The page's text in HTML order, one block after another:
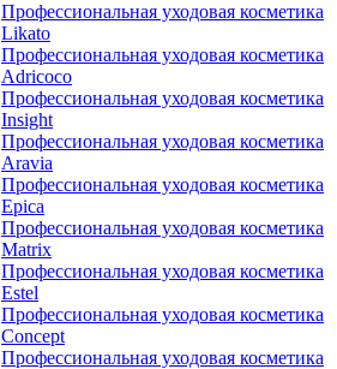
Профессиональная уходовая косметика
Likato
Профессиональная уходовая косметика
Adricoco
Профессиональная уходовая косметика
Insight
Профессиональная уходовая косметика
Aravia
Профессиональная уходовая косметика
Epica
Профессиональная уходовая косметика
Matrix
Профессиональная уходовая косметика
Estel
Профессиональная уходовая косметика
Concept
Профессиональная уходовая косметика